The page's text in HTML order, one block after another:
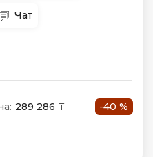
Чат
289 286 ₸ -40 %